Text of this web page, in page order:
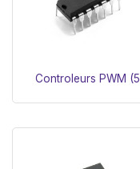
Controleurs PWM